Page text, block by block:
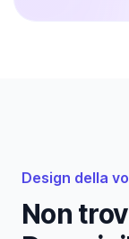
Design della
Non